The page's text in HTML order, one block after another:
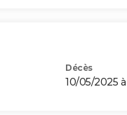
Décès
10/05/2025 à